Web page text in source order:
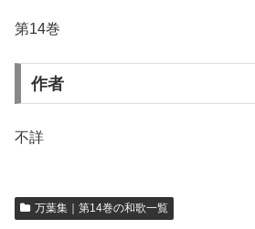
第14巻
作者
不詳
万葉集｜第14巻の和歌一覧